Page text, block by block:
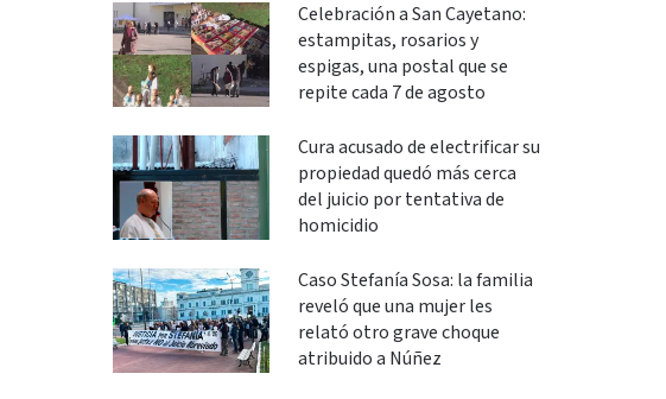
Celebración a San Cayetano:
estampitas, rosarios y
espigas, una postal que se
repite cada 7 de agosto
Cura acusado de electrificar su
propiedad quedó más cerca
del juicio por tentativa de
homicidio
Caso Stefanía Sosa: la familia
reveló que una mujer les
relató otro grave choque
atribuido a Núñez